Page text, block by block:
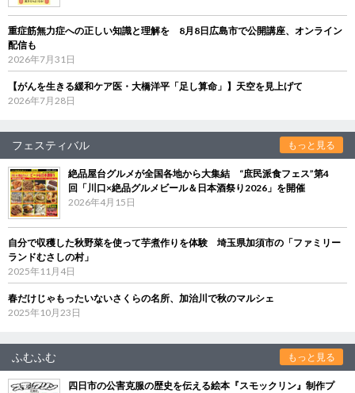
重症筋無力症への正しい知識と理解を 8月8日広島市で公開講座、オンライン
配信も
2026年7月31日
【がんを生きる緩和ケア医・大橋洋平「足し算命」】天空を見上げて
2026年7月28日
フェスティバル もっと見る
絶品屋台グルメが全国各地から大集結 “庶民派食フェス”第4
回「川口×絶品グルメビール＆日本酒祭り2026」を開催
2026年4月15日
自分で収穫した秋野菜を使って芋煮作りを体験 埼玉県加須市の「ファミリー
ランドむさしの村」
2025年11月4日
春だけじゃもったいないさくらの名所、加治川で秋のマルシェ
2025年10月23日
ふむふむ もっと見る
四日市の公害克服の歴史を伝える絵本『スモックリン』制作プ